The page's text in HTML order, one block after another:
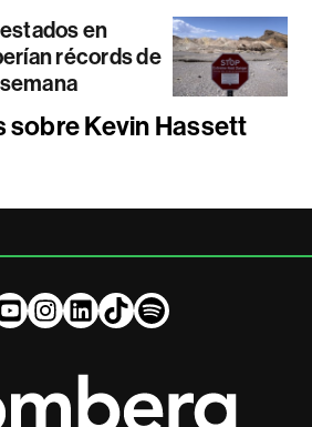
en
récords de
sobre Kevin Hassett